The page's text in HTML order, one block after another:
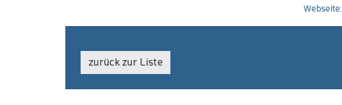
Webseite:
zurück zur Liste